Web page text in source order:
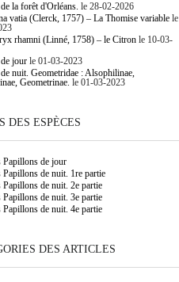
la forêt d'Orléans. le 28-02-2026
vatia (Clerck, 1757) – La Thomise variablele
rhamni (Linné, 1758) – le Citronle 10-03-
jourle 01-03-2023
nuit. Geometridae : Alsophilinae,
Geometrinae. le 01-03-2023
DES ESPÈCES
Papillons de jour
Papillons de nuit. 1re partie
Papillons de nuit. 2e partie
Papillons de nuit. 3e partie
Papillons de nuit. 4e partie
DES ARTICLES